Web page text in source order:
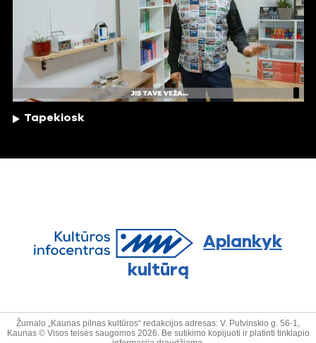
Tapekiosk
Aplankyk
kultūrą
Žurnalo „Kaunas pilnas kultūros“ redakcijos adresas: V. Putvinskio g. 56-1,
Kaunas © Visos teisės saugomos 2026. Be sutikimo kopijuoti ir platinti tinklapio